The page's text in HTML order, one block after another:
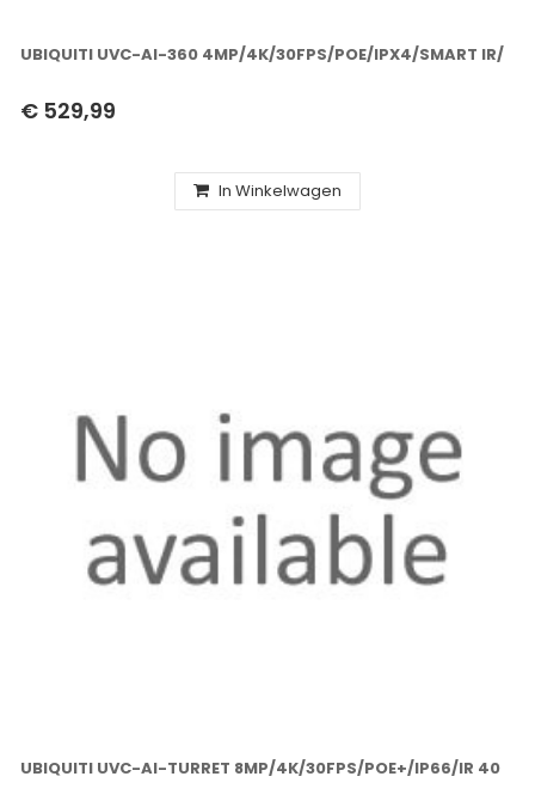
UBIQUITI UVC-AI-360 4MP/4K/30FPS/POE/IPX4/SMART IR/
€ 529,99
In Winkelwagen
UBIQUITI UVC-AI-TURRET 8MP/4K/30FPS/POE+/IP66/IR 40